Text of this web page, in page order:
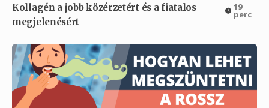
Kollagén a jobb közérzetért és a fiatalos
megjelenésért
19
perc